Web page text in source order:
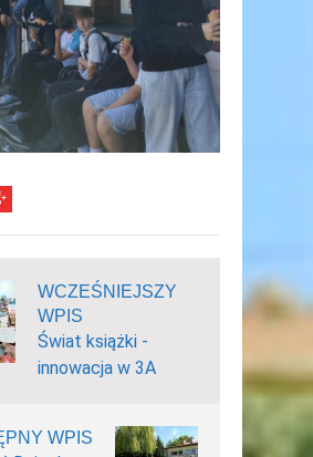
WCZEŚNIEJSZY
WPIS
Świat książki -
innowacja w 3A
WPIS